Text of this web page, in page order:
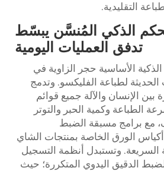
التقليدية.
الذكي المُنسَّن يبسّط
تدفق العمليات اليومية
الأساسية حجر الزاوية في
الحديثة لطباعة الفليكسو. وتدمج
الإنسان والآلة جميع قوائم
الطباعة وكمية الحبر والتوتر
مع برامج مسبقة الضبط
الورق الخاصة بمنتجات الشاي
السريعة. وتستبدل أنظمة التسجيل
الدقيق اليدوي المتكررة؛ حيث